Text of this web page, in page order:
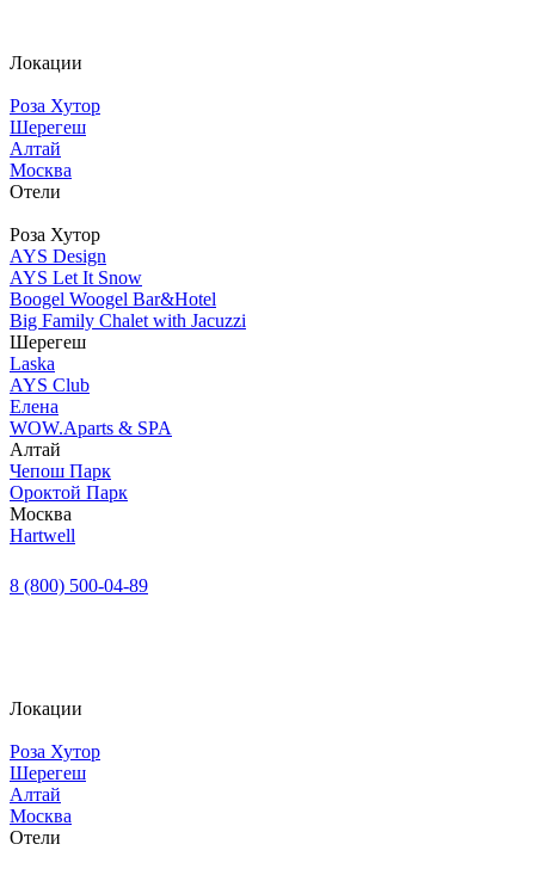
Локации
Роза Хутор
Шерегеш
Алтай
Москва
Отели
Роза Хутор
AYS Design
AYS Let It Snow
Boogel Woogel Bar&Hotel
Big Family Chalet with Jacuzzi
Шерегеш
Laska
AYS Club
Елена
WOW.Aparts & SPA
Алтай
Чепош Парк
Ороктой Парк
Москва
Hartwell
8 (800) 500-04-89
Локации
Роза Хутор
Шерегеш
Алтай
Москва
Отели